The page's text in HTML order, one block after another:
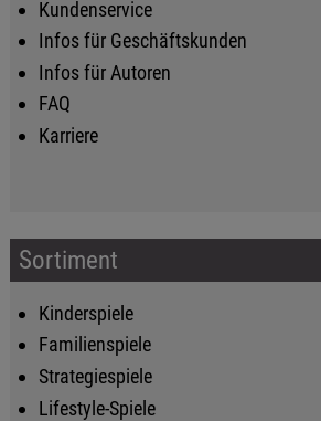
Kundenservice
Infos für Geschäftskunden
Infos für Autoren
FAQ
Karriere
Sortiment
Kinderspiele
Familienspiele
Strategiespiele
Lifestyle-Spiele